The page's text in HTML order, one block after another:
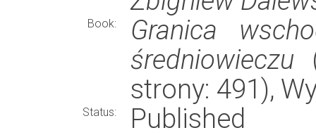
Book:
Granica
średniowieczu
strony: 491),
Status: Published